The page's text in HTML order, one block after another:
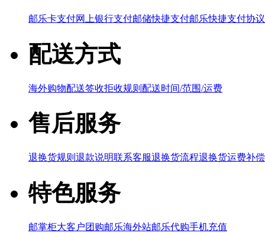
邮乐卡支付网上银行支付邮储快捷支付邮乐快捷支付协议
配送方式
海外购物配送签收拒收规则 配送时间/范围/运费
售后服务
退换货规则 退款说明联系客服退换货流程退换货运费补
特色服务
邮掌柜大客户团购邮乐海外站邮乐代购手机充值